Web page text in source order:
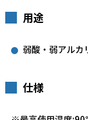
用途
弱酸・弱アルカ
仕様